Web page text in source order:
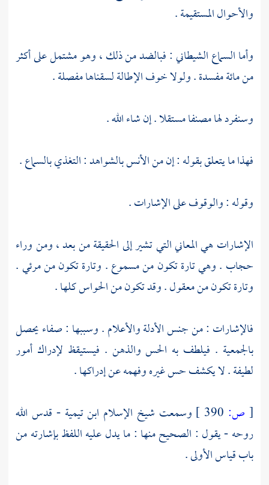
والأحوال المستقيمة .
وأما السماع الشيطاني : فبالضد من ذلك ، وهو مشتمل على أكثر
من مائة مفسدة . ولولا خوف الإطالة لسقناها مفصلة .
وسنفرد لها مصنفا مستقلا . إن شاء الله .
فهذا ما يتعلق بقوله : إن من الأنس بالشواهد : التغذي بالسماع .
وقوله : والوقوف على الإشارات .
الإشارات هي المعاني التي تشير إلى الحقيقة من بعد ، ومن وراء
حجاب . وهي تارة تكون من مسموع . وتارة تكون من مرئي .
وتارة تكون من معقول . وقد تكون من الحواس كلها .
فالإشارات : من جنس الأدلة والأعلام . وسببها : صفاء يحصل
بالجمعية . فيلطف به الحس والذهن . فيستيقظ لإدراك أمور
لطيفة . لا يكشف حس غيره وفهمه عن إدراكها .
[ ص: وسمعت شيخ الإسلام ابن تيمية- قدس الله
روحه - يقول : الصحيح منها : ما يدل عليه اللفظ بإشارته من
باب قياس الأولى .